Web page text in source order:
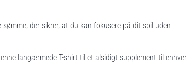
der sikrer, at du kan fokusere på dit spil uden
langærmede T-shirt til et alsidigt supplement til enhver